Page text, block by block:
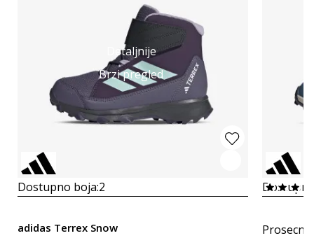
Detaljnije
Brzi pregled
Dostupno boja:2
adidas Terrex Snow